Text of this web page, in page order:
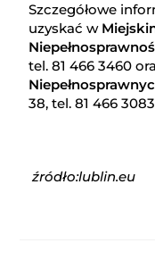
Szczegółowe
uzyskać w
tel. 81 466 3460
38, tel. 81 466
źródło:lublin.eu